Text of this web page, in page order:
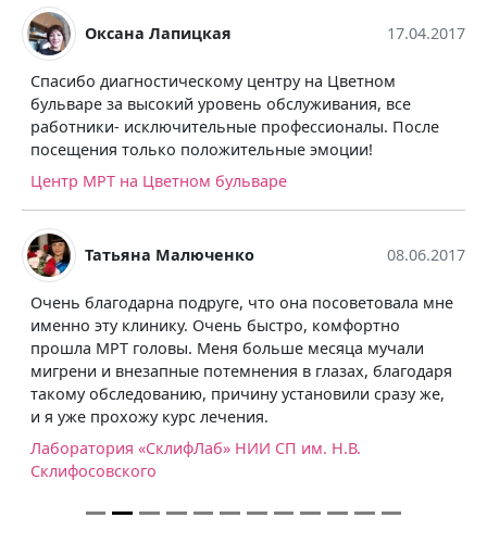
Оксана Лапицкая 17.04.2017
Спасибо диагностическому центру на Цветном
бульваре за высокий уровень обслуживания, все
работники- исключительные профессионалы. После
посещения только положительные эмоции!
Центр МРТ на Цветном бульваре
Татьяна Малюченко 08.06.2017
Очень благодарна подруге, что она посоветовала мне
именно эту клинику. Очень быстро, комфортно
прошла МРТ головы. Меня больше месяца мучали
мигрени и внезапные потемнения в глазах, благодаря
такому обследованию, причину установили сразу же,
и я уже прохожу курс лечения.
Лаборатория «СклифЛаб» НИИ СП им. Н.В.
Склифосовского